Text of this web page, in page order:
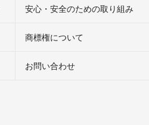
安心・安全のための取り組み
商標権について
お問い合わせ